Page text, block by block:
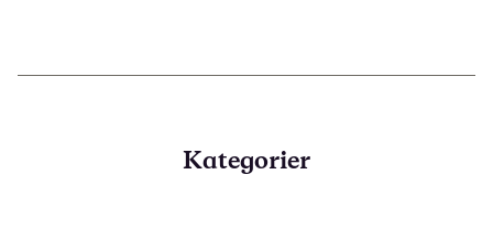
Kategorier